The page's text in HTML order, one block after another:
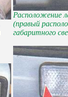
Расположение
(правый
габаритного